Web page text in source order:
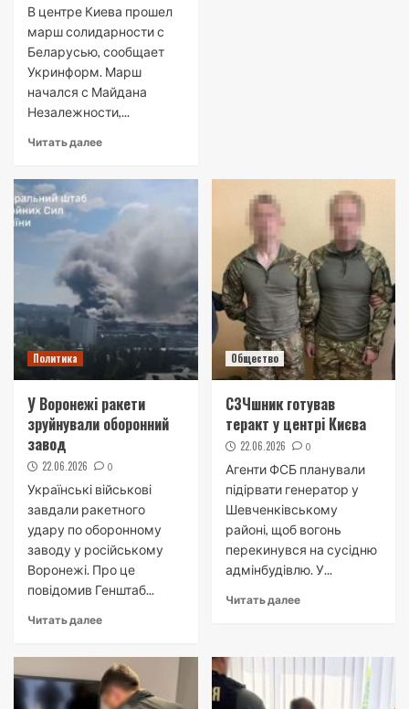
В центре Киева прошел
марш солидарности с
Беларусью, сообщает
Укринформ. Марш
начался с Майдана
Незалежности,...
Читать далее
Политика
У Воронежі ракети
зруйнували оборонний
завод
22.06.2026 0
Українські військові
завдали ракетного
удару по оборонному
заводу у російському
Воронежі. Про це
повідомив Генштаб...
Читать далее
Общество
СЗЧшник готував
теракт у центрі Києва
22.06.2026 0
Агенти ФСБ планували
підірвати генератор у
Шевченківському
районі, щоб вогонь
перекинувся на сусідню
адмінбудівлю. У...
Читать далее